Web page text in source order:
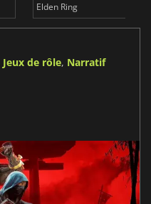
Elden Ring
Jeux de rôle, Narratif